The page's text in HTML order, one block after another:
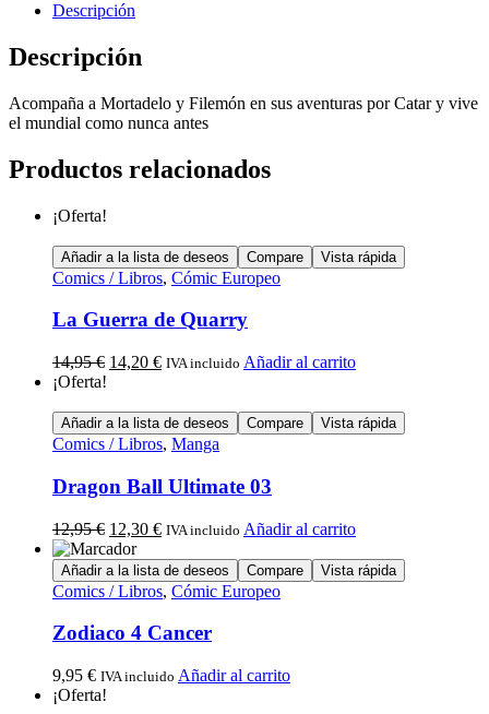
Descripción
Descripción
Acompaña a Mortadelo y Filemón en sus aventuras por Catar y vive
el mundial como nunca antes
Productos relacionados
¡Oferta!
Añadir a la lista de deseos Compare Vista rápida
Comics / Libros, Cómic Europeo
La Guerra de Quarry
14,95€ 14,20 € IVA incluido Añadir al carrito
¡Oferta!
Añadir a la lista de deseos Compare Vista rápida
Comics / Libros, Manga
Dragon Ball Ultimate 03
12,95€ 12,30 € IVA incluido Añadir al carrito
Añadir a la lista de deseos Compare Vista rápida
Comics / Libros, Cómic Europeo
Zodiaco 4 Cancer
9,95 € IVA incluido Añadir al carrito
¡Oferta!